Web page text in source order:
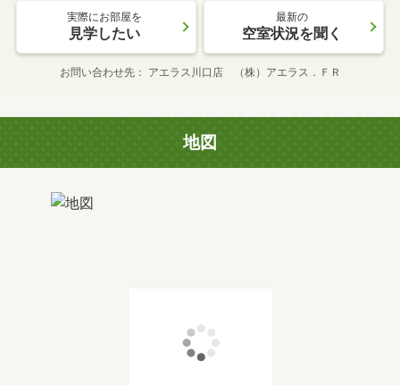
実際にお部屋を
見学したい
最新の
空室状況を聞く
お問い合わせ先 アエラス川口店 （株）アエラス．ＦＲ
地図